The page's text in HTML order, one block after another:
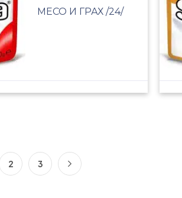
МЕСО И ГРАХ /24/
2 3